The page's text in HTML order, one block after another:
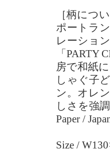
［柄につ
ポートラ
レーショ
「PARTY
房で和紙
しゃぐ子
ン。オレ
しさを強
Paper /
Size /